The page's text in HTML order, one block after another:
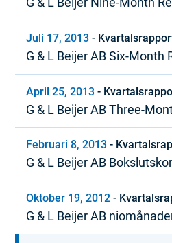
Juli 17, 2013 -
G & L Beijer AB Six-Month
April 25, 2013 -
G & L Beijer AB Three-
Februari 8, 2013 -
G & L Beijer AB
Oktober 19, 2012 -
G & L Beijer AB